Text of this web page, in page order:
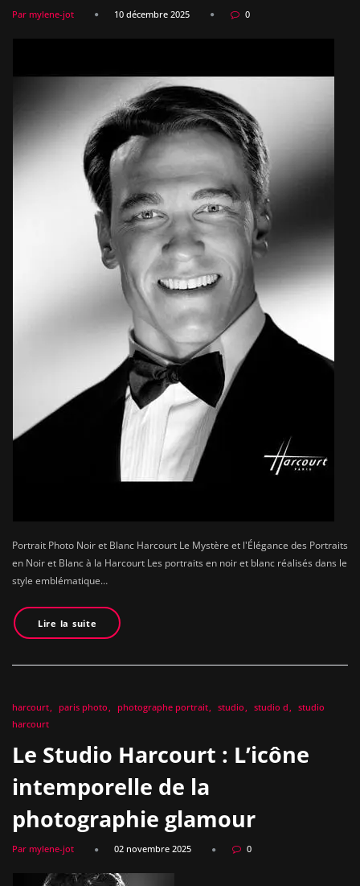
Par mylene-jot 10 décembre 2025 0
Portrait Photo Noir et Blanc Harcourt Le Mystère et l'Élégance des Portraits
en Noir et Blanc à la Harcourt Les portraits en noir et blanc réalisés dans le
style emblématique…
Lire la suite
harcourt paris photo photographe portrait studio studio d
studio
harcourt
Le Studio Harcourt : L’icône
intemporelle de la
photographie glamour
Par mylene-jot 02 novembre 2025 0